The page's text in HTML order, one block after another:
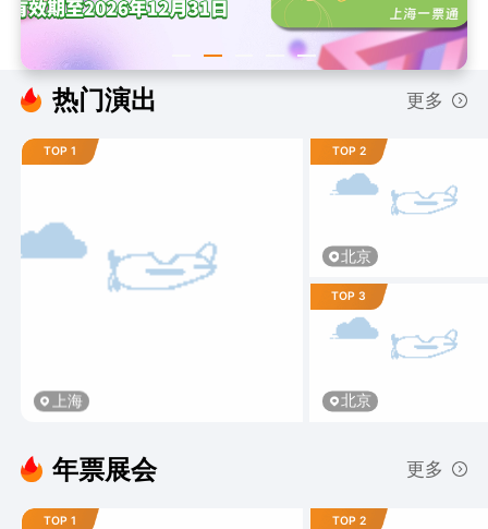
热门演出 更多
TOP 1
上海
TOP 2
北京
TOP 3
北京
年票展会 更多
TOP 1 TOP 2